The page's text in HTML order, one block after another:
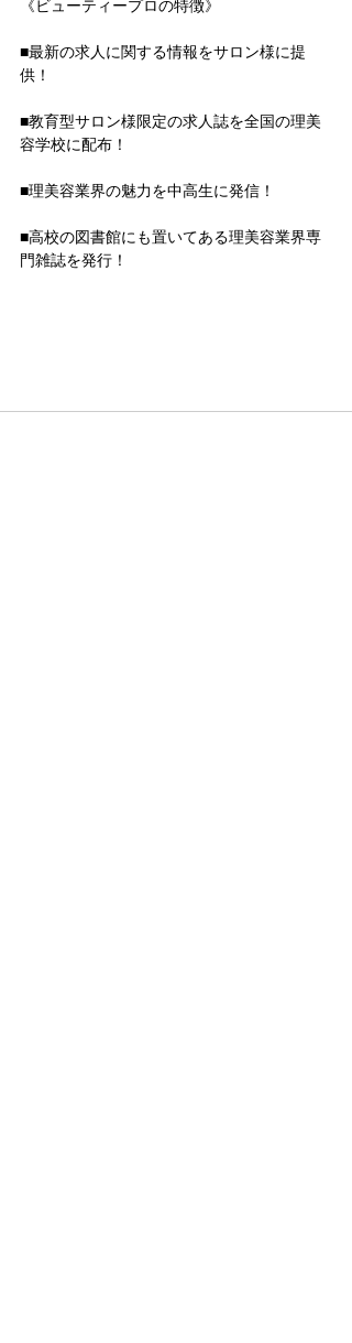
《ビューティープロの特徴》
■最新の求人に関する情報をサロン様に提
供！
■教育型サロン様限定の求人誌を全国の理美
容学校に配布！
■理美容業界の魅力を中高生に発信！
■高校の図書館にも置いてある理美容業界専
門雑誌を発行！